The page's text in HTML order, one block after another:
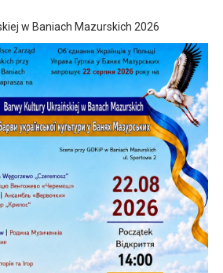
w Baniach Mazurskich 2026